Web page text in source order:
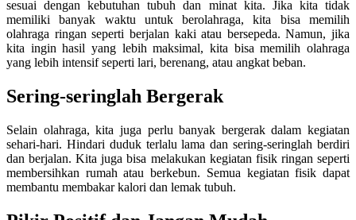
sesuai dengan kebutuhan tubuh dan minat kita. Jika kita tidak
memiliki banyak waktu untuk berolahraga, kita bisa memilih
olahraga ringan seperti berjalan kaki atau bersepeda. Namun, jika
kita ingin hasil yang lebih maksimal, kita bisa memilih olahraga
yang lebih intensif seperti lari, berenang, atau angkat beban.
Sering-seringlah Bergerak
Selain olahraga, kita juga perlu banyak bergerak dalam kegiatan
sehari-hari. Hindari duduk terlalu lama dan sering-seringlah berdiri
dan berjalan. Kita juga bisa melakukan kegiatan fisik ringan seperti
membersihkan rumah atau berkebun. Semua kegiatan fisik dapat
membantu membakar kalori dan lemak tubuh.